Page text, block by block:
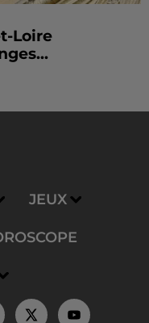
Loire
JEUX